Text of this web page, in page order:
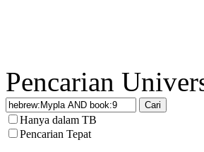
Pencarian
Hanya dalam TB
Pencarian Tepat